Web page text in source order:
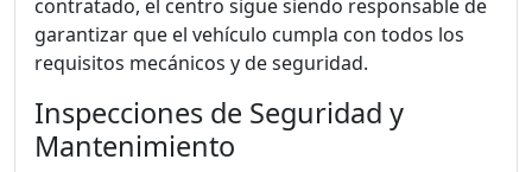
contratado, el centro sigue siendo responsable de
garantizar que el vehículo cumpla con todos los
requisitos mecánicos y de seguridad.
Inspecciones de Seguridad y
Mantenimiento